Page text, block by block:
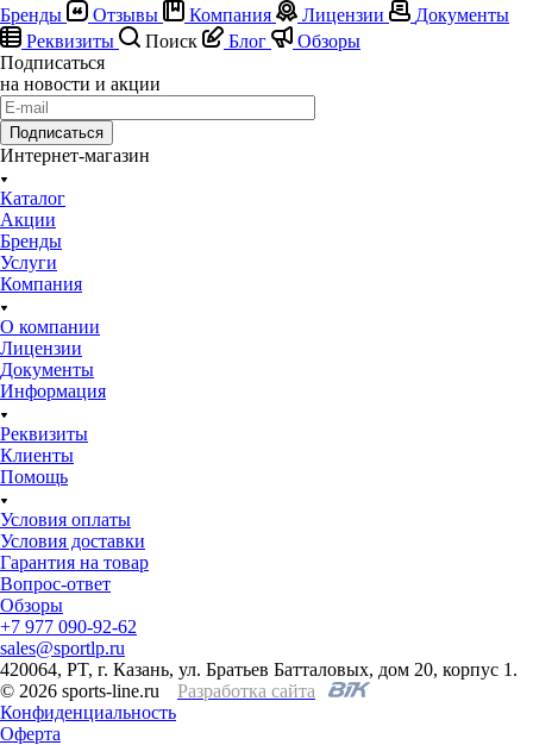
Бренды
Отзывы Компания Лицензии
Документы
Реквизиты
Поиск Блог
Обзоры
Подписаться
на новости и акции
Подписаться
Интернет-магазин
Каталог
Акции
Бренды
Услуги
Компания
О компании
Лицензии
Документы
Информация
Реквизиты
Клиенты
Помощь
Условия оплаты
Условия доставки
Гарантия на товар
Вопрос-ответ
Обзоры
+7 977 090-92-62
sales@sportlp.ru
420064, PT, г. Казань, ул. Братьев Батталовых, дом 20, корпус 1.
© 2026 sports-line.ru
Разработка сайта
Конфиденциальность
Оферта